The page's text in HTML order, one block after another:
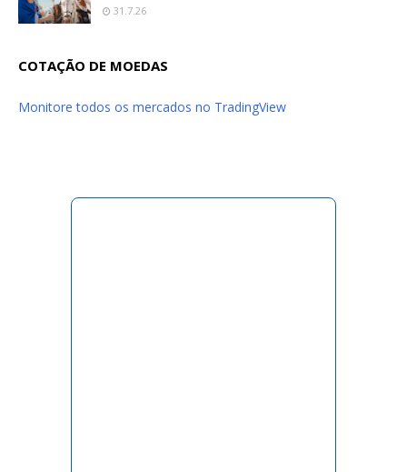
31.7.26
COTAÇÃO DE MOEDAS
Monitore todos os mercados no TradingView